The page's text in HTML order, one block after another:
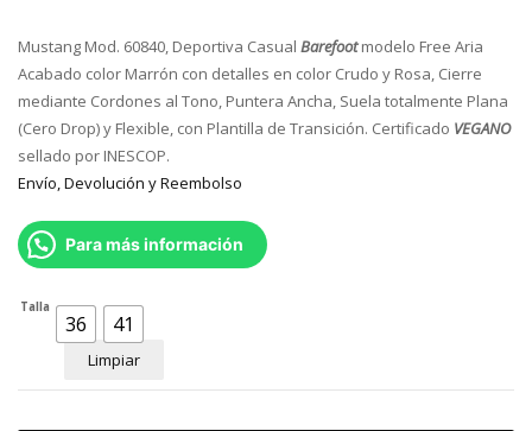
Mustang Mod. 60840, Deportiva Casual Barefootmodelo Free Aria
Acabado color Marrón con detalles en color Crudo y Rosa, Cierre
mediante Cordones al Tono, Puntera Ancha, Suela totalmente Plana
(Cero Drop) y Flexible, con Plantilla de Transición. Certificado VEGANO
sellado por INESCOP.
Envío, Devolución y Reembolso
Para más información
Talla
36 41
Limpiar